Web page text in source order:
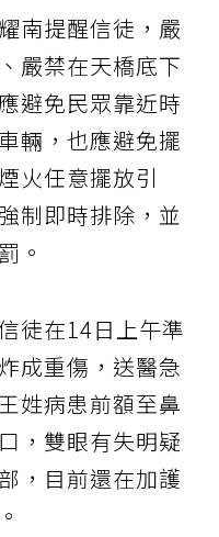
南提醒信徒，嚴
嚴禁在天橋底下
避免民眾靠近時
輛，也應避免擺
火任意擺放引
制即時排除，並
。
徒在14日上午準
成重傷，送醫急
姓病患前額至鼻
，雙眼有失明疑
，目前還在加護